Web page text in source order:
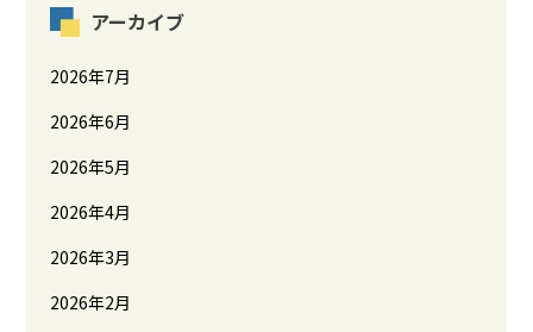
アーカイブ
2026年7月
2026年6月
2026年5月
2026年4月
2026年3月
2026年2月